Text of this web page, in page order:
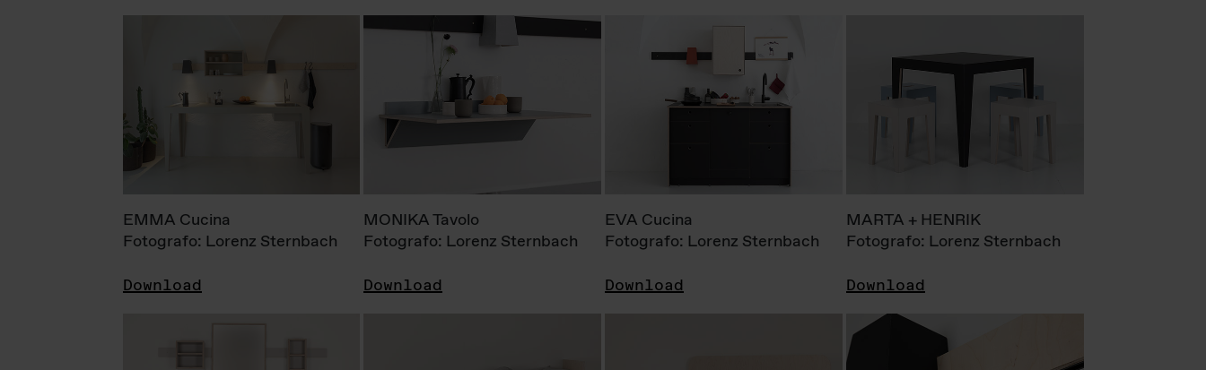
EMMA Cucina
Fotografo: Lorenz Sternbach
Download
MONIKA Tavolo
Fotografo: Lorenz Sternbach
Download
EVA Cucina
Fotografo: Lorenz Sternbach
Download
MARTA + HENRIK
Fotografo: Lorenz Sternbach
Download